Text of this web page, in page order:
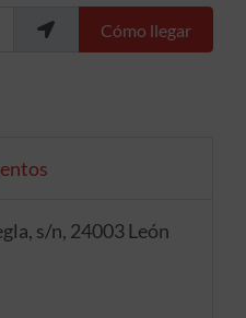
Cómo llegar
s/n, 24003 León